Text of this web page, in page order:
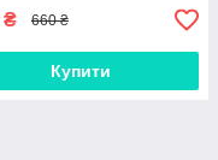
₴ 660 ₴
Купити